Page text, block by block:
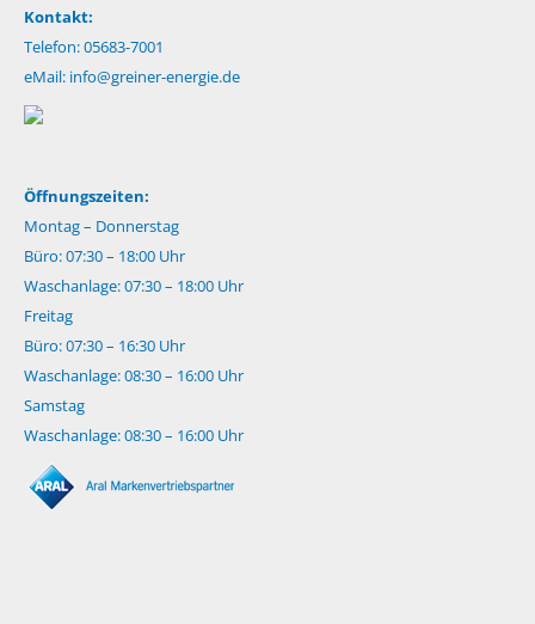
Kontakt:
Telefon: 05683-7001
eMail: info@greiner-energie.de
Öffnungszeiten:
Montag – Donnerstag
Büro: 07:30 – 18:00 Uhr
Waschanlage: 07:30 – 18:00 Uhr
Freitag
Büro: 07:30 – 16:30 Uhr
Waschanlage: 08:30 – 16:00 Uhr
Samstag
Waschanlage: 08:30 – 16:00 Uhr